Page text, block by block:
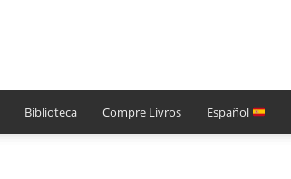
Biblioteca Compre Livros Español